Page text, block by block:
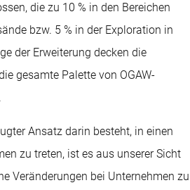
die zu 10 % in den Bereichen
bzw. 5 % in der Exploration in
der Erweiterung decken die
gesamte Palette von OGAW-
Ansatz darin besteht, in einen
zu treten, ist es aus unserer Sicht
Veränderungen bei Unternehmen zu